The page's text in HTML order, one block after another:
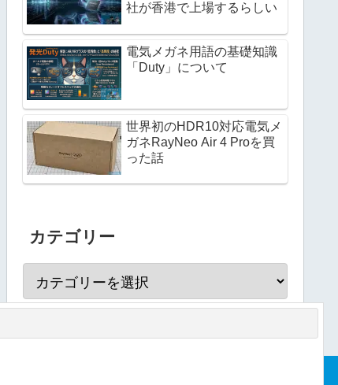
社が香港で上場するらしい
電気メガネ用語の基礎知識
「Duty」について
世界初のHDR10対応電気メ
ガネRayNeo Air 4 Proを買
った話
カテゴリー